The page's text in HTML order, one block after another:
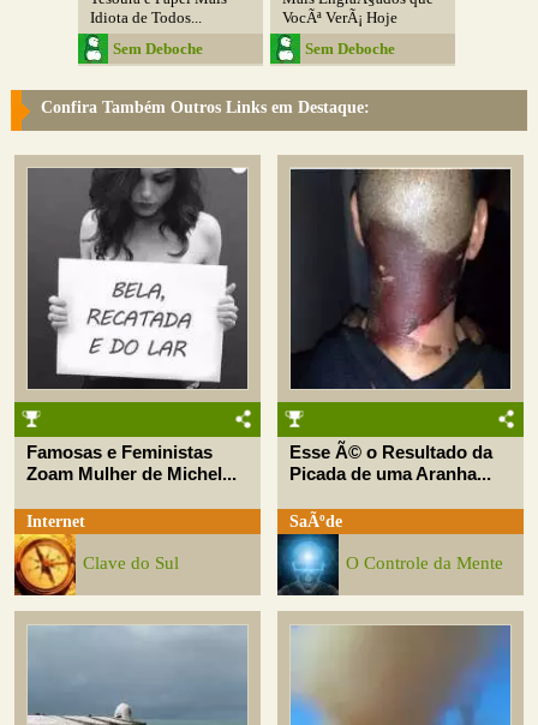
Idiota de Todos...
Sem Deboche
VocÃª VerÃ¡ Hoje
Sem Deboche
Confira Também Outros Links em Destaque:
Famosas e Feministas
Zoam Mulher de Michel...
Internet
Clave do Sul
Esse Ã© o Resultado da
Picada de uma Aranha...
SaÃºde
O Controle da Mente